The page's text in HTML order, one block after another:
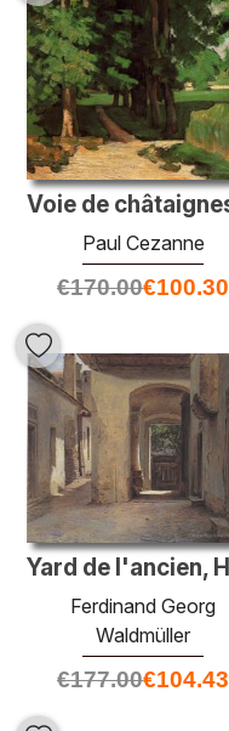
Paul Cezanne
€170.00€100.30
Ferdinand Georg
Waldmüller
€177.00€104.43